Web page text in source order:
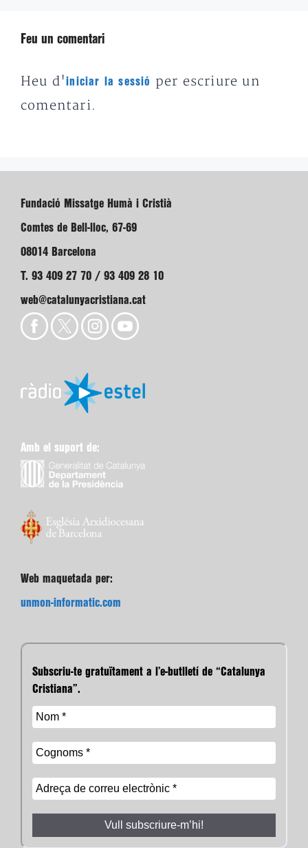
Feu un comentari
Heu d'iniciar la sessió
per escriure un
comentari.
Fundació Missatge Humà i Cristià
Comtes de Bell-lloc, 67-69
08014 Barcelona
T. 93 409 27 70 / 93 409 28 10
web@catalunyacristiana.cat
Amb el suport de:
Web maquetada per:
unmon-informatic.com
Subscriu-te gratuïtament a l’e-butlletí de “Catalunya
Cristiana”.